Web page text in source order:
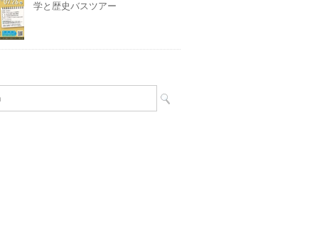
学と歴史バスツアー